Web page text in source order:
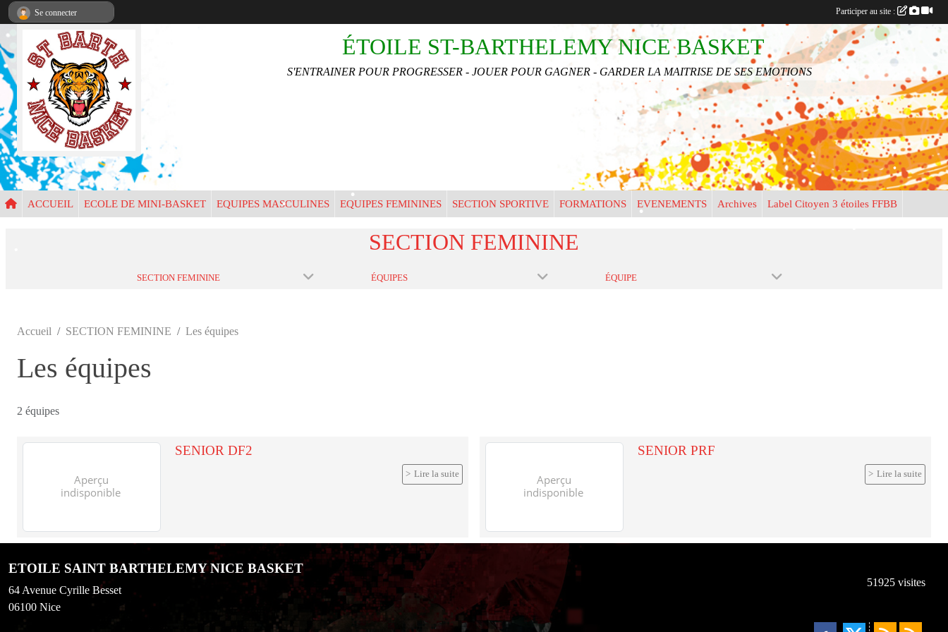
ÉTOILE ST-BARTHELEMY NICE BASKET
S'ENTRAINER POUR PROGRESSER - JOUER POUR GAGNER - GARDER LA MAITRISE DE SES EMOTIONS
ACCUEIL ECOLE DE MINI-BASKET EQUIPES MASCULINES EQUIPES FEMININES SECTION SPORTIVE FORMATIONS EVENEMENTS Archives Label Citoyen 3 étoiles FFBB
SECTION FEMININE
SECTION FEMININE ÉQUIPES ÉQUIPE
Accueil SECTION FEMININE Les équipes
Les équipes
2 équipes
SENIOR DF2
Lire la suite
SENIOR PRF
Lire la suite
ETOILE SAINT BARTHELEMY NICE BASKET
64 Avenue Cyrille Besset
06100 Nice
51925 visites
Se connecter Participer au site :
•
•
•
•
•
•
•
•
Panneau de gestion des cookies